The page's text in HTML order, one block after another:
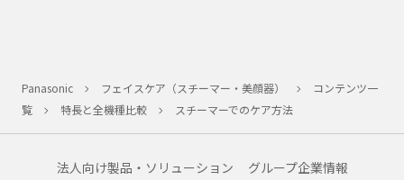
Panasonic フェイスケア（スチーマー・美顔器）
コンテンツ一
覧
特長と全機種比較 スチーマーでのケア方法
法人向け製品・ソリューション グループ企業情報